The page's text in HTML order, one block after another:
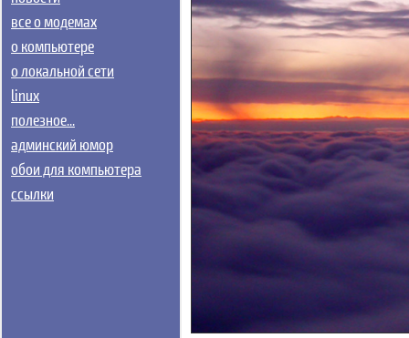
все о модемах
о компьютере
о локальной сети
linux
полезное...
админский юмор
обои для компьютера
ссылки